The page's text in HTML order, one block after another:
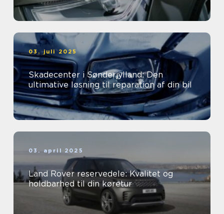
03. juli 2025
Skadecenter i Sønderjylland: Den
ultimative løsning til reparation af din bil
03. april 2025
Land Rover reservedele: Kvalitet og
holdbarhed til din køretur